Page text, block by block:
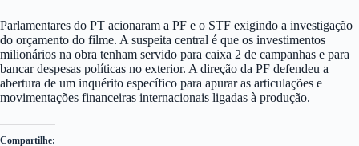
Parlamentares do PT acionaram a PF e o STF exigindo a investigação
do orçamento do filme. A suspeita central é que os investimentos
milionários na obra tenham servido para caixa 2 de campanhas e para
bancar despesas políticas no exterior. A direção da PF defendeu a
abertura de um inquérito específico para apurar as articulações e
movimentações financeiras internacionais ligadas à produção.
Compartilhe: